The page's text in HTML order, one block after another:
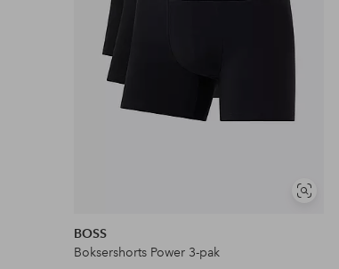
Se
BOSS
Boksershorts Power 3-pak